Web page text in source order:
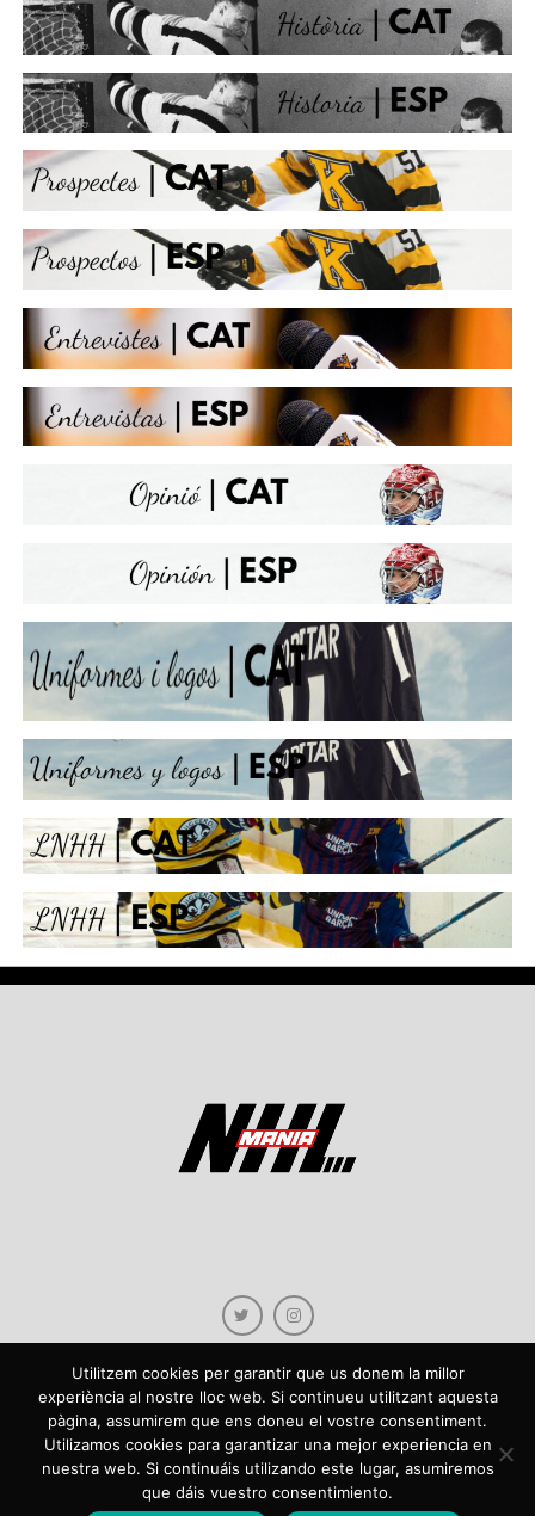
Copyright © 2021 NHLmania.com. Tots els drets reservats / Todos los derechos
reservados. NHLmania és una web dedicada a la difusió de contingut sobre la
NHL, tant en català com en castellà. L'escut de NHLmania.com és propietat de la
web en qüestió. NHLmania es una web dedicada a la difusión de contenido sobre
Utilitzem cookies per garantir que us donem la millor
experiència al nostre lloc web. Si continueu utilitzant aquesta
pàgina, assumirem que ens doneu el vostre consentiment.
Utilizamos cookies para garantizar una mejor experiencia en
nuestra web. Si continuáis utilizando este lugar, asumiremos
que dáis vuestro consentimiento.